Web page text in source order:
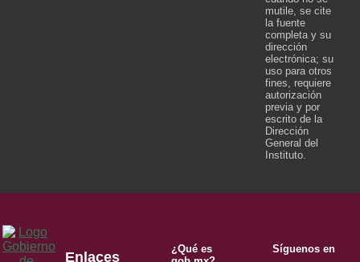
mutile, se cite
la fuente
completa y su
dirección
electrónica; su
uso para otros
fines, requiere
autorización
previa y por
escrito de la
Dirección
General del
Instituto.
Enlaces
¿Qué es
Síguenos en